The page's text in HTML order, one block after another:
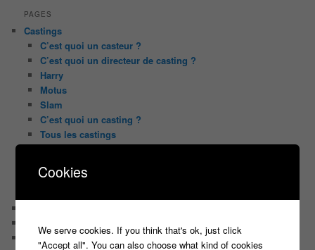
PAGES
Castings
C’est quoi un casteur ?
C’est quoi un directeur de casting ?
Harry
Motus
Slam
C’est quoi un casting ?
Tous les castings
Les 12 coups de midi
Les Z’Amours
N’oubliez Pas Les Paroles
Il était une fois ….
Cookies
We serve cookies. If you think that's ok, just click
"Accept all". You can also choose what kind of cookies